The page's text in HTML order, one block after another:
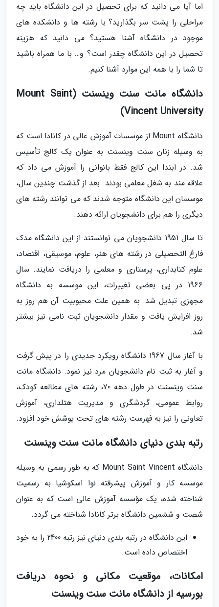
اما آیا می دانید که برای تحصیل در این دانشگاه باید چه
مراحلی را پشت سر بگذارید؟ با رشته ها و دانشکده های
موجود در دانشگاه آشنا هستید؟ می دانید که هزینه
تحصیل در این دانشگاه چقدر است؟ و… با ما همراه باشید
تا شما را با همه این موارد آشنا کنیم.
دانشگاه مانت سنت وینسنت (Mount Saint
Vincent University)
دانشگاه Mount از موسسات آموزش عالی در کانادا است که
به وسیله زنان سنت وینسنت به عنوان یک کالج تأسیس
شد. در ابتدا این کالج فقط بانوانی را آموزش می داد که
علاقه مند به شغل معلمی بودند. بعد از گذشت چندین سال،
موسسان این دانشگاه متوجه شدند که می توانند رشته های
دیگری را هم برای دانشجویان ارائه دهند.
تا سال 1951 دانشجویان می توانستند از این دانشگاه مدک
فارغ التحصیلی در رشته های هنر، علوم، موسیقی، اقتصاد،
علوم کتابداری، پرستاری و معلمی را دریافت نمایند. سال
1966 در پی بعضی تغییرات، این موسسه به دانشگاه
مجهزی تبدیل شد. به همین علت محبوبیت آن هم روز به
روز افزایش یافت و مقدار دانشجویان ثبت نامی نیز بیشتر
شد.
با آغاز سال 1967 دانشگاه رویکرد جدیدی را در پیش گرفت
و آغاز به ثبت نام دانشجویان مرد نیز نمود. دانشگاه مانت
سنت وینسنت در طول دهه 70، رشته های مطالعه کودک،
روابط عمومی، گردشگری و مدیریت هتلداری، آموزش
تعاونی را نیز به فهرست رشته های تحت پوشش خود افزود.
رتبه بندی دنیای دانشگاه مانت سنت وینسنت
دانشگاه Mount Saint Vincent که به طور رسمی به وسیله
موسسه کار و آموزش پیشرفته نوا اسکوشیا به رسمیت
شناخته شده، یک مؤسسه آموزش عالی است که به عنوان
شصت و ششمین دانشگاه برتر کانادا شناخته می گردد.
این دانشگاه در رتبه بندی دنیای نیز رتبه 2400 را به خود
اختصاص داده است.
امکانات، موقعیت مکانی و نحوه دریافت
بورسیه از دانشگاه مانت سنت وینسنت